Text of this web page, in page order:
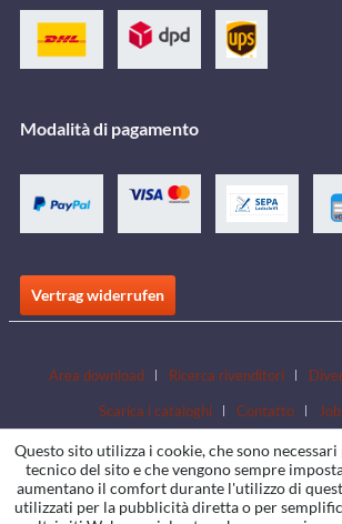
Modalità di pagamento
Vertrag widerrufen
Area download Ricerca rivenditori
Scarica i cataloghi
Contatto
Questo sito utilizza i cookie, che sono
tecnico del sito e che vengono sempre
aumentano il comfort durante l'utilizzo di
utilizzati per la pubblicità diretta o per